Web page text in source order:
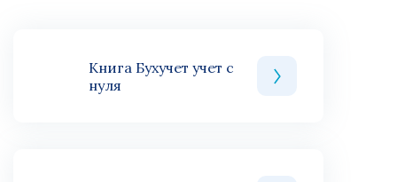
Книга Бухучет учет с
нуля